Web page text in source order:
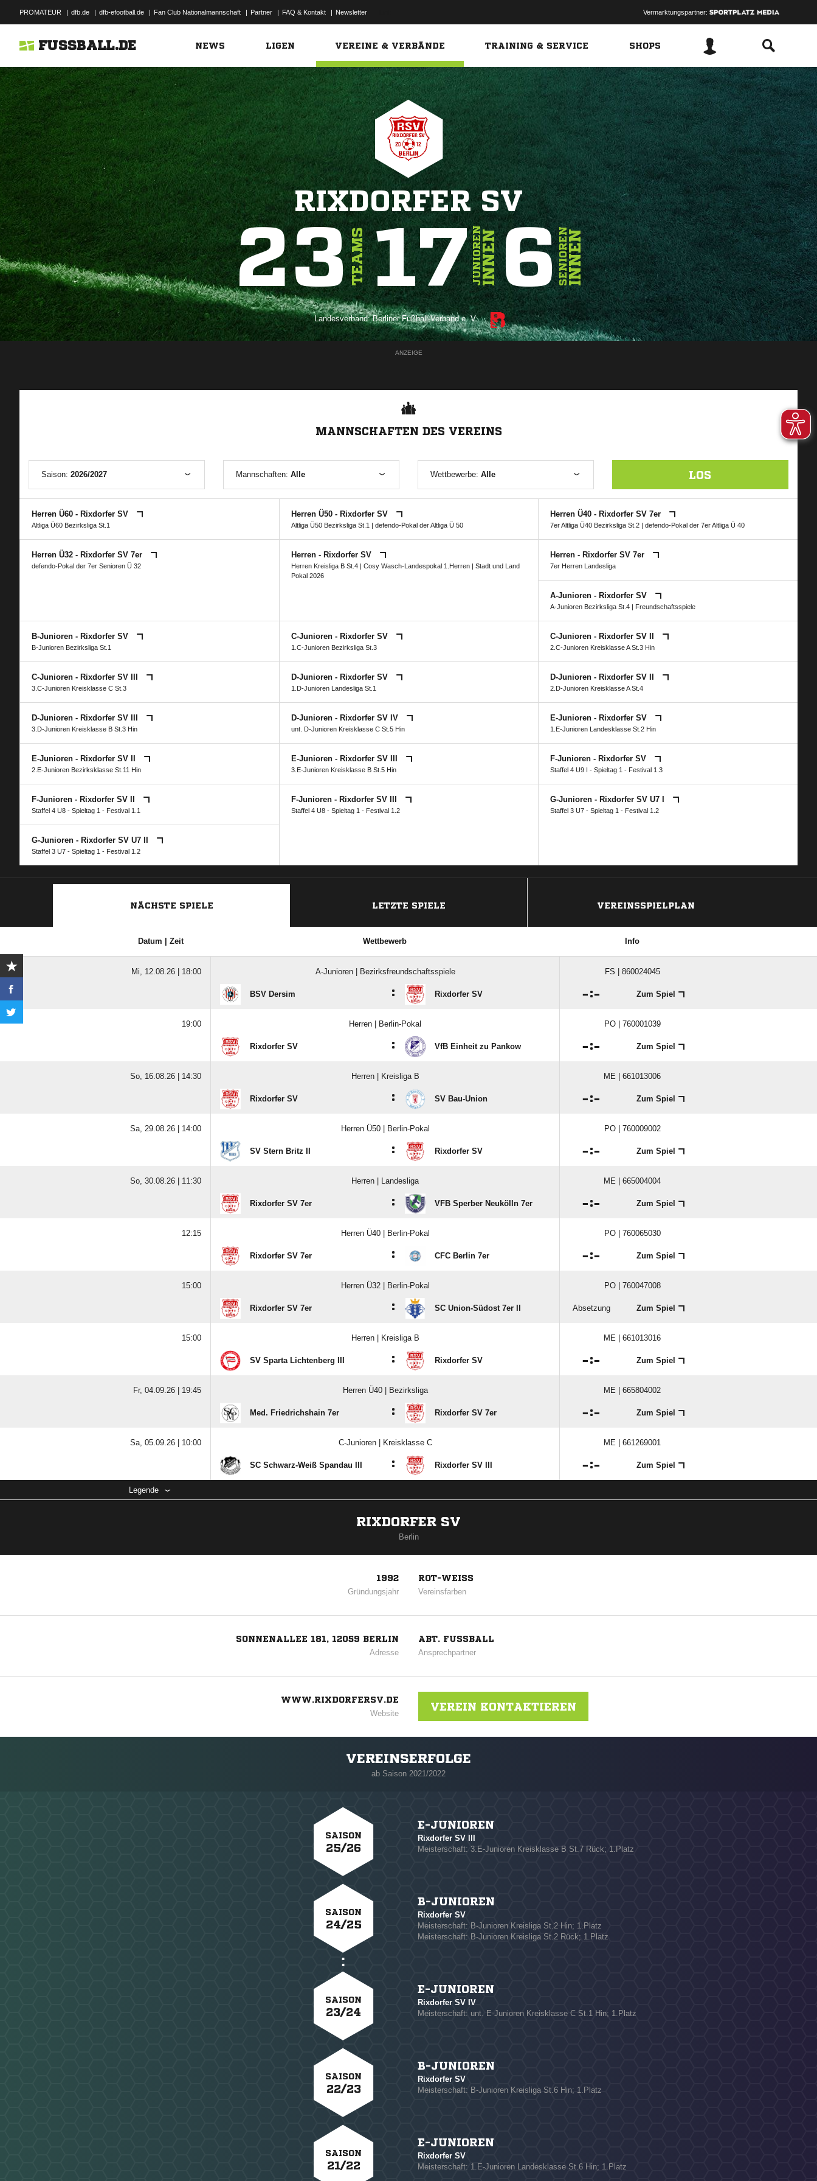
PROMATEUR | dfb.de | dfb-efootball.de | Fan Club Nationalmannschaft | Partner | FAQ & Kontakt | Newsletter Vermarktungspartner:
FUSSBALL.DE NEWS LIGEN VEREINE & VERBÄNDE TRAINING & SERVICE SHOPS
RIXDORFER SV
23TEAMS17JUNIORENINNEN6SENIORENINNEN
Landesverband:Berliner Fußball-Verband e. V.
ANZEIGE
MANNSCHAFTEN DES VEREINS
Saison: 2026/2027 Mannschaften: Alle Wettbewerbe: Alle LOS
Herren Ü60 - Rixdorfer SV
Altliga Ü60 Bezirksliga St.1
Herren Ü50 - Rixdorfer SV
Altliga Ü50 Bezirksliga St.1 | defendo-Pokal der Altliga Ü 50
Herren Ü40 - Rixdorfer SV 7er
7er Altliga Ü40 Bezirksliga St.2 |defendo-Pokal der 7er Altliga Ü 40
Herren Ü32 - Rixdorfer SV 7er
defendo-Pokal der 7er Senioren Ü 32
Herren - Rixdorfer SV
Herren Kreisliga B St.4| Cosy Wasch-Landespokal 1.Herren| Stadt und Land
Pokal 2026
Herren - Rixdorfer SV 7er
7er Herren Landesliga
A-Junioren - Rixdorfer SV
A-Junioren Bezirksliga St.4 | Freundschaftsspiele
B-Junioren - Rixdorfer SV
B-Junioren Bezirksliga St.1
C-Junioren - Rixdorfer SV
1.C-Junioren Bezirksliga St.3
C-Junioren - Rixdorfer SV II
2.C-Junioren Kreisklasse A St.3 Hin
C-Junioren - Rixdorfer SV III
3.C-Junioren Kreisklasse C St.3
D-Junioren - Rixdorfer SV
1.D-Junioren Landesliga St.1
D-Junioren - Rixdorfer SV II
2.D-Junioren Kreisklasse A St.4
D-Junioren - Rixdorfer SV III
3.D-Junioren Kreisklasse B St.3 Hin
D-Junioren - Rixdorfer SV IV
unt. D-Junioren Kreisklasse C St.5 Hin
E-Junioren - Rixdorfer SV
1.E-Junioren Landesklasse St.2 Hin
E-Junioren - Rixdorfer SV II
2.E-Junioren Bezirksklasse St.11 Hin
E-Junioren - Rixdorfer SV III
3.E-Junioren Kreisklasse B St.5 Hin
F-Junioren - Rixdorfer SV
Staffel 4 U9 I - Spieltag 1 - Festival 1.3
F-Junioren - Rixdorfer SV II
Staffel 4 U8 - Spieltag 1 - Festival 1.1
F-Junioren - Rixdorfer SV III
Staffel 4 U8 - Spieltag 1 - Festival 1.2
G-Junioren - Rixdorfer SV U7 I
Staffel 3 U7 - Spieltag 1 - Festival 1.2
G-Junioren - Rixdorfer SV U7 II
Staffel 3 U7 - Spieltag 1 - Festival 1.2
NÄCHSTE SPIELE LETZTE SPIELE VEREINSSPIELPLAN
Datum | Zeit Wettbewerb Info
Mi, 12.08.26 | 18:00 A-Junioren | Bezirksfreundschaftsspiele FS | 860024045
BSV Dersim : Rixdorfer SV : Zum Spiel
19:00 Herren | Berlin-Pokal PO | 760001039
Rixdorfer SV : VfB Einheit zu Pankow : Zum Spiel
So, 16.08.26 | 14:30 Herren | Kreisliga B ME | 661013006
Rixdorfer SV : SV Bau-Union : Zum Spiel
Sa, 29.08.26 | 14:00 Herren Ü50 | Berlin-Pokal PO | 760009002
SV Stern Britz II : Rixdorfer SV : Zum Spiel
So, 30.08.26 | 11:30 Herren | Landesliga ME | 665004004
Rixdorfer SV 7er : VFB Sperber Neukölln 7er : Zum Spiel
12:15 Herren Ü40 | Berlin-Pokal PO | 760065030
Rixdorfer SV 7er : CFC Berlin 7er : Zum Spiel
15:00 Herren Ü32 | Berlin-Pokal PO | 760047008
Rixdorfer SV 7er : SC Union-Südost 7er II Absetzung Zum Spiel
15:00 Herren | Kreisliga B ME | 661013016
SV Sparta Lichtenberg III : Rixdorfer SV : Zum Spiel
Fr, 04.09.26 | 19:45 Herren Ü40 | Bezirksliga ME | 665804002
Med. Friedrichshain 7er : Rixdorfer SV 7er : Zum Spiel
Sa, 05.09.26 | 10:00 C-Junioren | Kreisklasse C ME | 661269001
SC Schwarz-Weiß Spandau III : Rixdorfer SV III : Zum Spiel
Legende
RIXDORFER SV
Berlin
1992
Gründungsjahr
ROT-WEISS
Vereinsfarben
SONNENALLEE 181, 12059 BERLIN
Adresse
ABT. FUSSBALL
Ansprechpartner
WWW.RIXDORFERSV.DE
Website
VEREIN KONTAKTIEREN
* Pflichtfelder
VEREINSERFOLGE
ab Saison 2021/2022
SAISON
25/26
E-JUNIOREN
Rixdorfer SV III
Meisterschaft: 3.E-Junioren Kreisklasse B St.7 Rück; 1.Platz
SAISON
24/25
B-JUNIOREN
Rixdorfer SV
Meisterschaft: B-Junioren Kreisliga St.2 Hin; 1.Platz
Meisterschaft: B-Junioren Kreisliga St.2 Rück; 1.Platz
SAISON
23/24
E-JUNIOREN
Rixdorfer SV IV
Meisterschaft: unt. E-Junioren Kreisklasse C St.1 Hin; 1.Platz
SAISON
22/23
B-JUNIOREN
Rixdorfer SV
Meisterschaft: B-Junioren Kreisliga St.6 Hin; 1.Platz
SAISON
21/22
E-JUNIOREN
Rixdorfer SV
Meisterschaft: 1.E-Junioren Landesklasse St.6 Hin; 1.Platz